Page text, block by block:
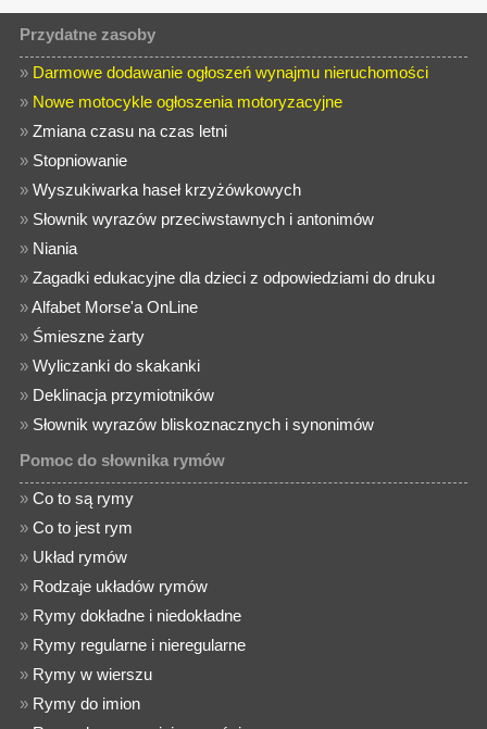
Przydatne zasoby
» Darmowe dodawanie ogłoszeń wynajmu nieruchomości
» Nowe motocykle ogłoszenia motoryzacyjne
»Zmiana czasu na czas letni
» Stopniowanie
»Wyszukiwarka haseł krzyżówkowych
» Słownik wyrazów przeciwstawnych i antonimów
» Niania
»Zagadki edukacyjne dla dzieci z odpowiedziami do druku
»Alfabet Morse'a OnLine
» Śmieszne żarty
»Wyliczanki do skakanki
» Deklinacja przymiotników
» Słownik wyrazów bliskoznacznych i synonimów
Pomoc do słownika rymów
»Co to są rymy
»Co to jest rym
» Układ rymów
» Rodzaje układów rymów
» Rymy dokładne i niedokładne
» Rymy regularne i nieregularne
» Rymy w wierszu
» Rymy do imion